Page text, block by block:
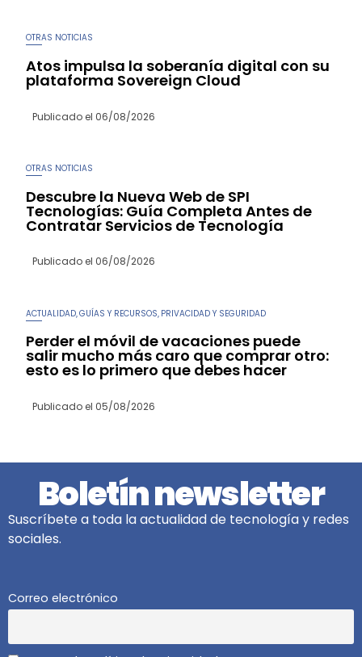
OTRAS NOTICIAS
Atos impulsa la soberanía digital con su
plataforma Sovereign Cloud
Publicado el 06/08/2026
OTRAS NOTICIAS
Descubre la Nueva Web de SPI
Tecnologías: Guía Completa Antes de
Contratar Servicios de Tecnología
Publicado el 06/08/2026
ACTUALIDAD ,GUÍAS Y RECURSOS PRIVACIDAD Y SEGURIDAD
Perder el móvil de vacaciones puede
salir mucho más caro que comprar otro:
esto es lo primero que debes hacer
Publicado el 05/08/2026
Boletín newsletter
Suscríbete a toda la actualidad de tecnología y redes
sociales.
Correo electrónico